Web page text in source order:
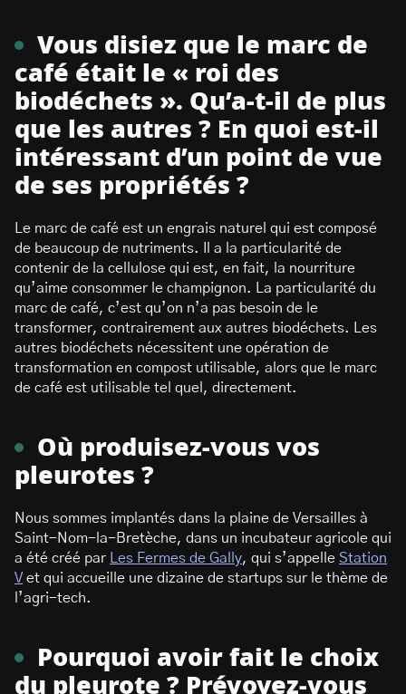
Vous disiez que le marc de
café était le « roi des
biodéchets ». Qu’a-t-il de plus
que les autres ? En quoi est-il
intéressant d’un point de vue
de ses propriétés ?
Le marc de café est un engrais naturel qui est composé
de beaucoup de nutriments. Il a la particularité de
contenir de la cellulose qui est, en fait, la nourriture
qu’aime consommer le champignon. La particularité du
marc de café, c’est qu’on n’a pas besoin de le
transformer, contrairement aux autres biodéchets. Les
autres biodéchets nécessitent une opération de
transformation en compost utilisable, alors que le marc
de café est utilisable tel quel, directement.
Où produisez-vous vos
pleurotes ?
Nous sommes implantés dans la plaine de Versailles à
Saint-Nom-la-Bretèche, dans un incubateur agricole qui
a été créé par
Les Fermes de Gally, qui s’appelle Station
V et qui accueille une dizaine de startups sur le thème de
l’agri-tech.
Pourquoi avoir fait le choix
du pleurote ? Prévoyez-vous